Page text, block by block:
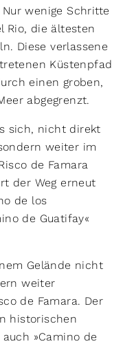
wenige Schritte
Rio, die ältesten
Diese verlassene
Küstenpfad
einen groben,
abgegrenzt.
sich, nicht direkt
weiter im
de Famara
der Weg erneut
de los
de Guatifay«
Gelände nicht
weiter
de Famara. Der
historischen
»Camino de